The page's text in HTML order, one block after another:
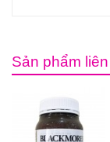
Sản phẩm